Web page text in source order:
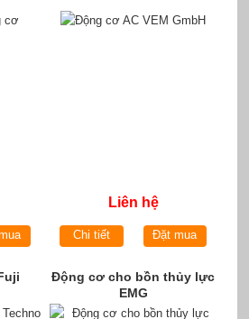
Liên hệ
Chi tiết Đặt mua
Động cơ cho bồn thủy lực
EMG